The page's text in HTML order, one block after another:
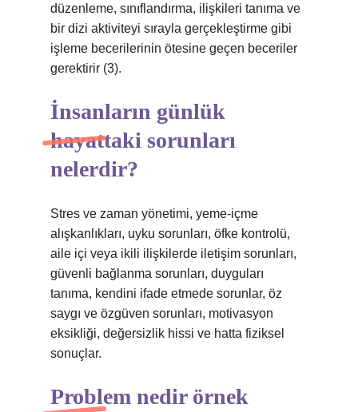
düzenleme, sınıflandırma, ilişkileri tanıma ve
bir dizi aktiviteyi sırayla gerçekleştirme gibi
işleme becerilerinin ötesine geçen beceriler
gerektirir (3).
İnsanların günlük
hayattaki sorunları
nelerdir?
Stres ve zaman yönetimi, yeme-içme
alışkanlıkları, uyku sorunları, öfke kontrolü,
aile içi veya ikili ilişkilerde iletişim sorunları,
güvenli bağlanma sorunları, duyguları
tanıma, kendini ifade etmede sorunlar, öz
saygı ve özgüven sorunları, motivasyon
eksikliği, değersizlik hissi ve hatta fiziksel
sonuçlar.
Problem nedir örnek